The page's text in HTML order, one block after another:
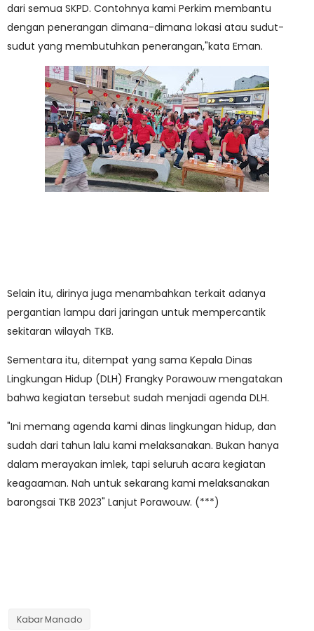
dari semua SKPD. Contohnya kami Perkim membantu
dengan penerangan dimana-dimana lokasi atau sudut-
sudut yang membutuhkan penerangan,"kata Eman.
Selain itu, dirinya juga menambahkan terkait adanya
pergantian lampu dari jaringan untuk mempercantik
sekitaran wilayah TKB.
Sementara itu, ditempat yang sama Kepala Dinas
Lingkungan Hidup (DLH) Frangky Porawouw mengatakan
bahwa kegiatan tersebut sudah menjadi agenda DLH.
"Ini memang agenda kami dinas lingkungan hidup, dan
sudah dari tahun lalu kami melaksanakan. Bukan hanya
dalam merayakan imlek, tapi seluruh acara kegiatan
keagaaman. Nah untuk sekarang kami melaksanakan
barongsai TKB 2023" Lanjut Porawouw. (***)
Kabar Manado